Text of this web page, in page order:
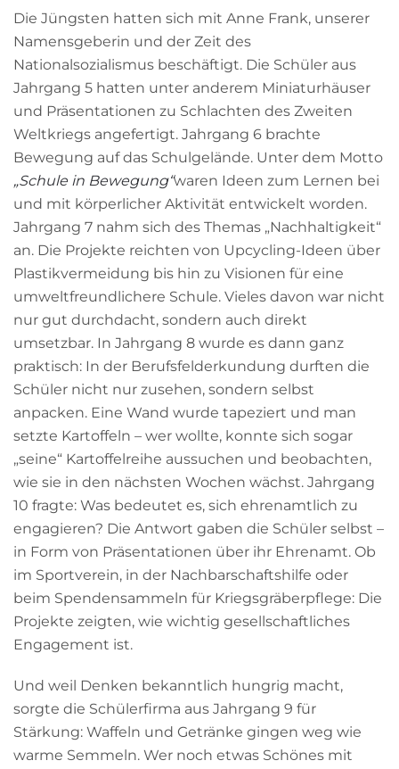
Die Jüngsten hatten sich mit Anne Frank, unserer
Namensgeberin und der Zeit des
Nationalsozialismus beschäftigt. Die Schüler aus
Jahrgang 5 hatten unter anderem Miniaturhäuser
und Präsentationen zu Schlachten des Zweiten
Weltkriegs angefertigt. Jahrgang 6 brachte
Bewegung auf das Schulgelände. Unter dem Motto
„Schule in Bewegung“waren Ideen zum Lernen bei
und mit körperlicher Aktivität entwickelt worden.
Jahrgang 7 nahm sich des Themas „Nachhaltigkeit“
an. Die Projekte reichten von Upcycling-Ideen über
Plastikvermeidung bis hin zu Visionen für eine
umweltfreundlichere Schule. Vieles davon war nicht
nur gut durchdacht, sondern auch direkt
umsetzbar. In Jahrgang 8 wurde es dann ganz
praktisch: In der Berufsfelderkundung durften die
Schüler nicht nur zusehen, sondern selbst
anpacken. Eine Wand wurde tapeziert und man
setzte Kartoffeln – wer wollte, konnte sich sogar
„seine“ Kartoffelreihe aussuchen und beobachten,
wie sie in den nächsten Wochen wächst. Jahrgang
10 fragte: Was bedeutet es, sich ehrenamtlich zu
engagieren? Die Antwort gaben die Schüler selbst –
in Form von Präsentationen über ihr Ehrenamt. Ob
im Sportverein, in der Nachbarschaftshilfe oder
beim Spendensammeln für Kriegsgräberpflege: Die
Projekte zeigten, wie wichtig gesellschaftliches
Engagement ist.
Und weil Denken bekanntlich hungrig macht,
sorgte die Schülerfirma aus Jahrgang 9 für
Stärkung: Waffeln und Getränke gingen weg wie
warme Semmeln. Wer noch etwas Schönes mit